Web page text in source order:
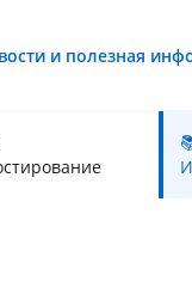
и полезная